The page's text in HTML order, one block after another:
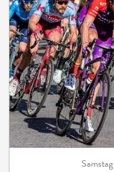
Samstag